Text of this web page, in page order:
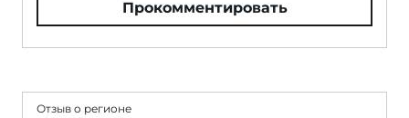
Прокомментировать
Отзыв о регионе